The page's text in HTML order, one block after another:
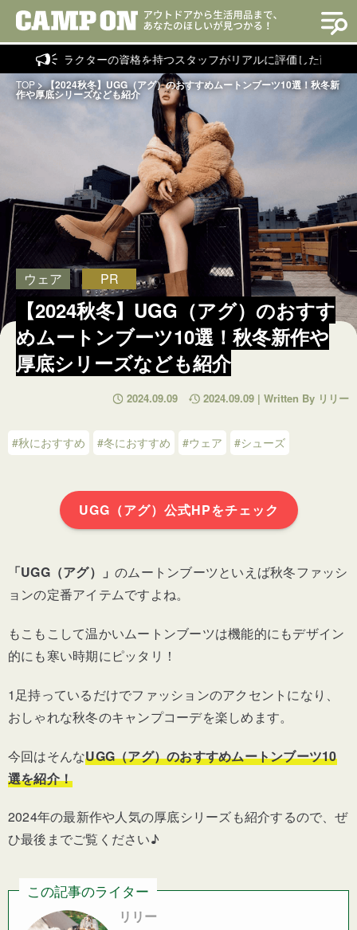
ラクターの資格を持つスタッフがリアルに評価した商品を紹介！
TOP>【2024秋冬】UGG（アグ）のおすすめムートンブーツ10選！秋冬新
作や厚底シリーズなども紹介
ウェア PR
【2024秋冬】UGG（アグ）のおすす
めムートンブーツ10選！秋冬新作や
厚底シリーズなども紹介
2024.09.09 2024.09.09 | Written By リリー
#秋におすすめ #冬におすすめ #ウェア #シューズ
UGG（アグ）公式HPをチェック
「UGG（アグ）」のムートンブーツといえば秋冬ファッシ
ョンの定番アイテムですよね。
もこもこして温かいムートンブーツは機能的にもデザイン
的にも寒い時期にピッタリ！
1足持っているだけでファッションのアクセントになり、
おしゃれな秋冬のキャンプコーデを楽しめます。
今回はそんなUGG（アグ）のおすすめムートンブーツ10
選を紹介！
2024年の最新作や人気の厚底シリーズも紹介するので、ぜ
ひ最後までご覧ください♪
この記事のライター
リリー